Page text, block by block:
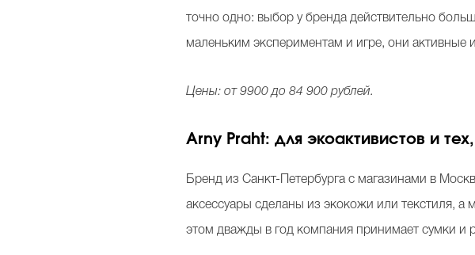
точно одно: выбор у бренда действительно
маленьким экспериментам и игре, они
Цены: от 9900 до 84 900 рублей.
Arny Praht: для экоактивистов и
Бренд из Санкт-Петербурга с магазинами в
аксессуары сделаны из экокожи или текстиля,
этом дважды в год компания принимает сумки и